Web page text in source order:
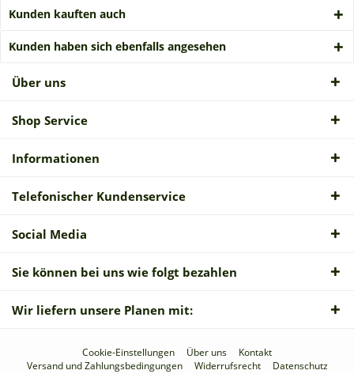
Kunden kauften auch
Kunden haben sich ebenfalls angesehen
Über uns
Shop Service
Informationen
Telefonischer Kundenservice
Social Media
Sie können bei uns wie folgt bezahlen
Wir liefern unsere Planen mit:
Cookie-Einstellungen Über uns
Kontakt
Versand und Zahlungsbedingungen
Widerrufsrecht
Datenschutz